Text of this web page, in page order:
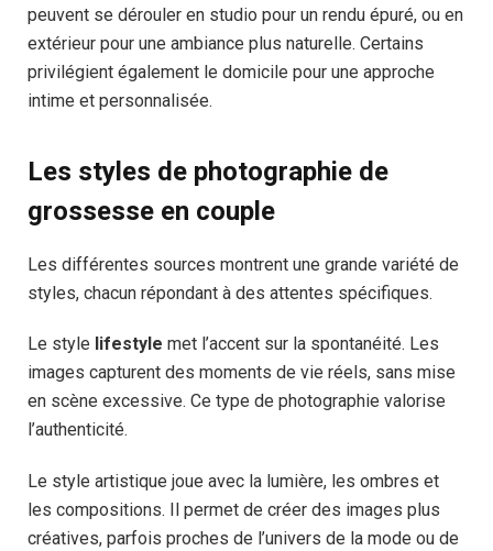
peuvent se dérouler en studio pour un rendu épuré, ou en
extérieur pour une ambiance plus naturelle. Certains
privilégient également le domicile pour une approche
intime et personnalisée.
Les styles de photographie de
grossesse en couple
Les différentes sources montrent une grande variété de
styles, chacun répondant à des attentes spécifiques.
Le style lifestyle met l’accent sur la spontanéité. Les
images capturent des moments de vie réels, sans mise
en scène excessive. Ce type de photographie valorise
l’authenticité.
Le style artistique joue avec la lumière, les ombres et
les compositions. Il permet de créer des images plus
créatives, parfois proches de l’univers de la mode ou de